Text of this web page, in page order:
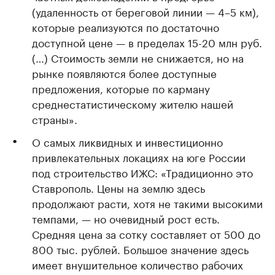
(удаленность от береговой линии — 4–5 км),
которые реализуются по достаточно
доступной цене — в пределах 15-20 млн руб.
(…) Стоимость земли не снижается, но на
рынке появляются более доступные
предложения, которые по карману
среднестатистическому жителю нашей
страны».
О самых ликвидных и инвестиционно
привлекательных локациях на юге России
под строительство ИЖС: «Традиционно это
Ставрополь. Цены на землю здесь
продолжают расти, хотя не такими высокими
темпами, — но очевидный рост есть.
Средняя цена за сотку составляет от 500 до
800 тыс. рублей. Большое значение здесь
имеет внушительное количество рабочих